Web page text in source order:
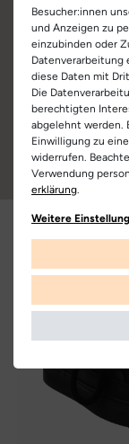
Besucher:innen
und Anzeigen zu
einzubinden oder
Datenverarbeitung
diese Daten mit
Die
berechtigten
abgelehnt werden.
Einwilligung zu
widerrufen.
Verwendung
erklärung
Weitere